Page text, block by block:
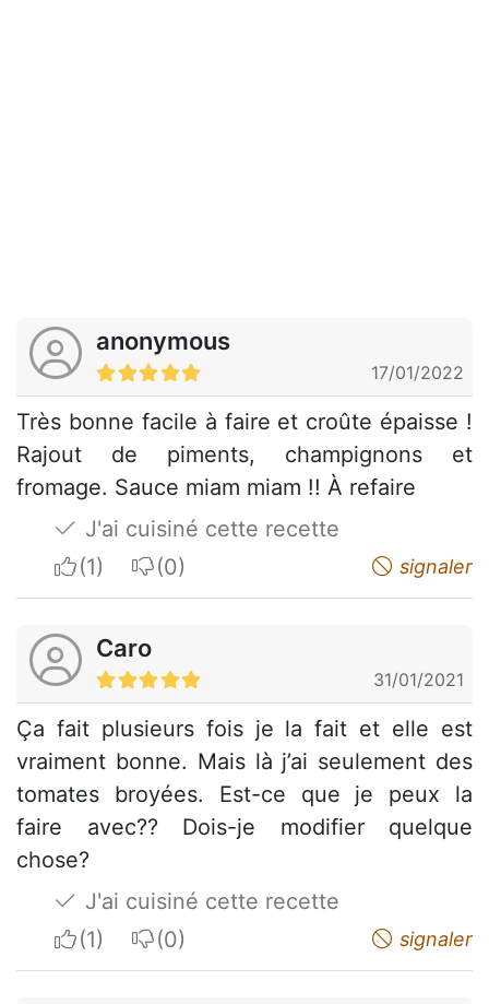
anonymous
17/01/2022
Très bonne facile à faire et croûte épaisse !
Rajout de piments, champignons et
fromage. Sauce miam miam !! À refaire
J'ai cuisiné cette recette
I apreciateI do not appreciate signaler
Caro
31/01/2021
Ça fait plusieurs fois je la fait et elle est
vraiment bonne. Mais là j’ai seulement des
tomates broyées. Est-ce que je peux la
faire avec?? Dois-je modifier quelque
chose?
J'ai cuisiné cette recette
I apreciateI do not appreciate signaler